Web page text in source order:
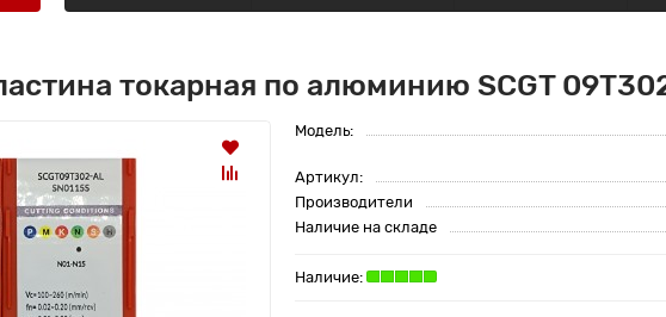
токарная по алюминию SCGT
Модель:
Артикул:
Производители
Наличие на складе